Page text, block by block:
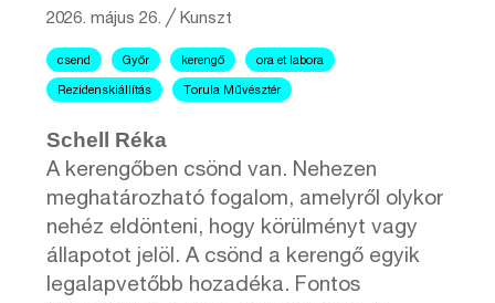
2026. május 26. ╱Kunszt
csend Győr kerengő ora et labora
Rezidenskiállítás Torula Művésztér
Schell Réka
A kerengőben csönd van. Nehezen
meghatározható fogalom, amelyről olykor
nehéz eldönteni, hogy körülményt vagy
állapotot jelöl. A csönd a kerengő egyik
legalapvetőbb hozadéka. Fontos